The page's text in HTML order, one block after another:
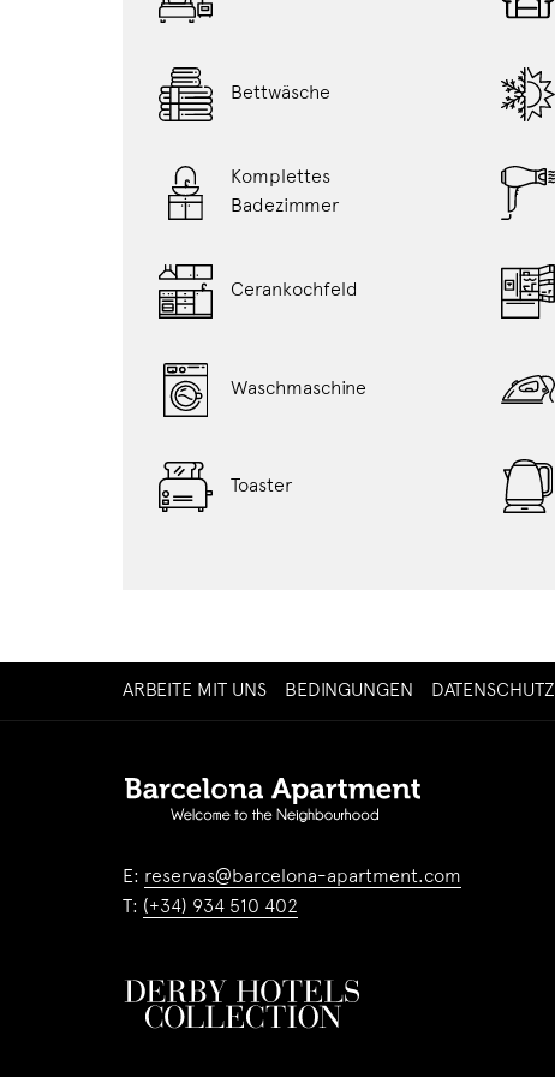
Bettwäsche
Komplettes
Badezimmer
Cerankochfeld
Waschmaschine
Toaster
ARBEITE MIT UNSÖFFNET
SICH
NEUEN
FENSTER
BEDINGUNGEN DATENSCHUTZ
E: reservas@barcelona-apartment.com
T: (+34) 934 510 402